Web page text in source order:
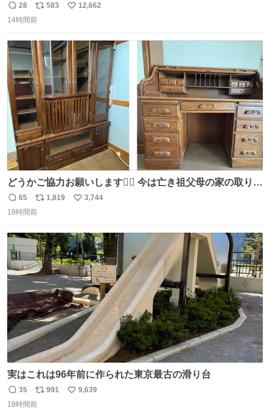
返
信
28
リ
ポ
ト
数
583
い
数
12,662
14時間前
どうかご協力お願いします🙇‍♂️ 今は亡き祖父母の家の取り壊
しが決まり、どうしても処分して欲しくない食器棚と机の
引き取り手を探しております この2つは私の祖母が当初一
さで亡くなりましたが、この家具達をとても大切にしてお
りました 続く↓
返
信
65
リ
ポ
ト
数
1,819
い
数
3,744
18時間前
実はこれは96年前に作られた東京最古の滑り台
返
信
35
リ
ポ
991
い
9,639
18時間前